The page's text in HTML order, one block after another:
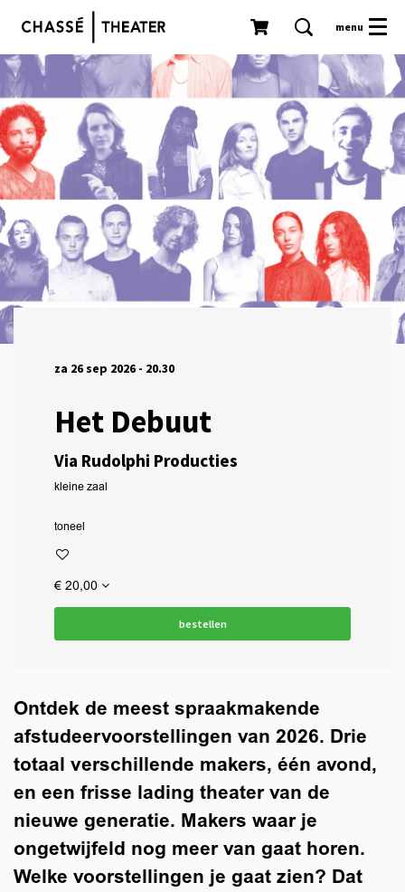
menu
Het Debuut
Via Rudolphi Producties
za 26 sep 2026 - 20.30
kleine zaal
toneel
€ 20,00
bestellen
Ontdek de meest spraakmakende
afstudeervoorstellingen van 2026. Drie
totaal verschillende makers, één avond,
en een frisse lading theater van de
nieuwe generatie. Makers waar je
ongetwijfeld nog meer van gaat horen.
Welke voorstellingen je gaat zien? Dat